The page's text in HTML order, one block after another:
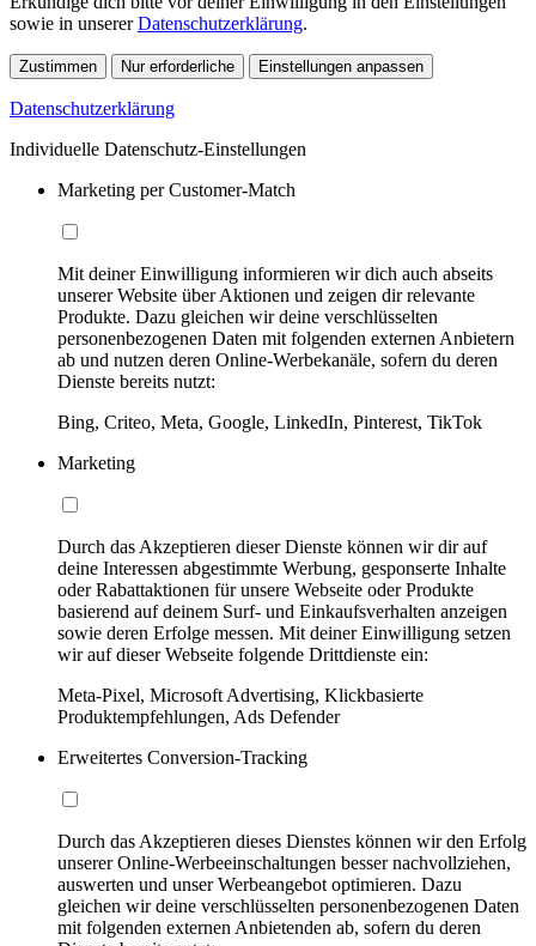
sowie in unsererDatenschutzerklärung.
Zustimmen Nur erforderliche Einstellungen anpassen
Datenschutzerklärung
Individuelle Datenschutz-Einstellungen
Marketing per Customer-Match
Mit deiner Einwilligung informieren wir dich auch abseits
unserer Website über Aktionen und zeigen dir relevante
Produkte. Dazu gleichen wir deine verschlüsselten
personenbezogenen Daten mit folgenden externen Anbietern
ab und nutzen deren Online-Werbekanäle, sofern du deren
Dienste bereits nutzt:
Bing, Criteo, Meta, Google, LinkedIn, Pinterest, TikTok
Marketing
Durch das Akzeptieren dieser Dienste können wir dir auf
deine Interessen abgestimmte Werbung, gesponserte Inhalte
oder Rabattaktionen für unsere Webseite oder Produkte
basierend auf deinem Surf- und Einkaufsverhalten anzeigen
sowie deren Erfolge messen. Mit deiner Einwilligung setzen
wir auf dieser Webseite folgende Drittdienste ein:
Meta-Pixel, Microsoft Advertising, Klickbasierte
Produktempfehlungen, Ads Defender
Erweitertes Conversion-Tracking
Durch das Akzeptieren dieses Dienstes können wir den Erfolg
unserer Online-Werbeeinschaltungen besser nachvollziehen,
auswerten und unser Werbeangebot optimieren. Dazu
gleichen wir deine verschlüsselten personenbezogenen Daten
mit folgenden externen Anbietenden ab, sofern du deren